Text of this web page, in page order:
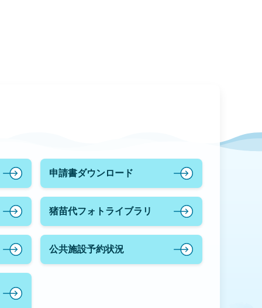
申請書ダウンロード
猪苗代フォトライブラリ
公共施設予約状況